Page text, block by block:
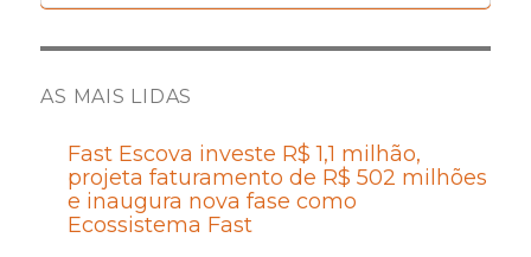
AS MAIS LIDAS
Fast Escova investe R$ 1,1 milhão,
projeta faturamento de R$ 502 milhões
e inaugura nova fase como
Ecossistema Fast